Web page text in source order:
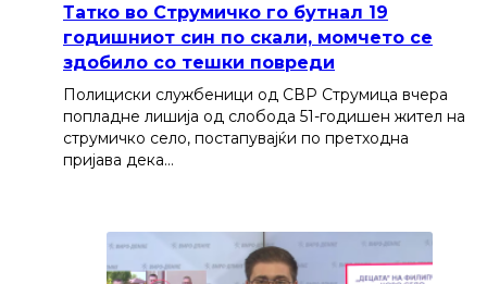
Татко во Струмичко го бутнал 19
годишниот син по скали, момчето се
здобило со тешки повреди
Полициски службеници од СВР Струмица вчера
попладне лишија од слобода 51-годишен жител на
струмичко село, постапувајќи по претходна
пријава дека…